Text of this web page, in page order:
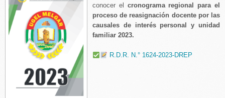
conocer el cronograma regional para el
proceso de reasignación docente por las
causales de interés personal y unidad
familiar 2023.
R.D.R. N.° 1624-2023-DREP